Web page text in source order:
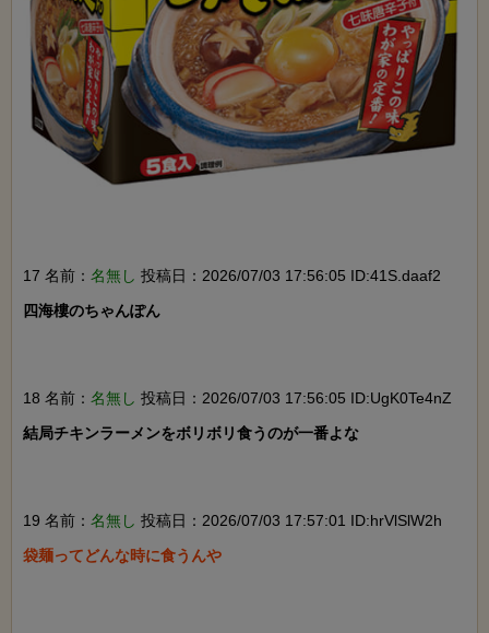
17 名前： 名無し 投稿日：2026/07/03 17:56:05 ID:41S.daaf2
四海樓のちゃんぽん
18 名前： 名無し 投稿日：2026/07/03 17:56:05 ID:UgK0Te4nZ
結局チキンラーメンをボリボリ食うのが一番よな
19 名前： 名無し 投稿日：2026/07/03 17:57:01 ID:hrVlSlW2h
袋麺ってどんな時に食うんや